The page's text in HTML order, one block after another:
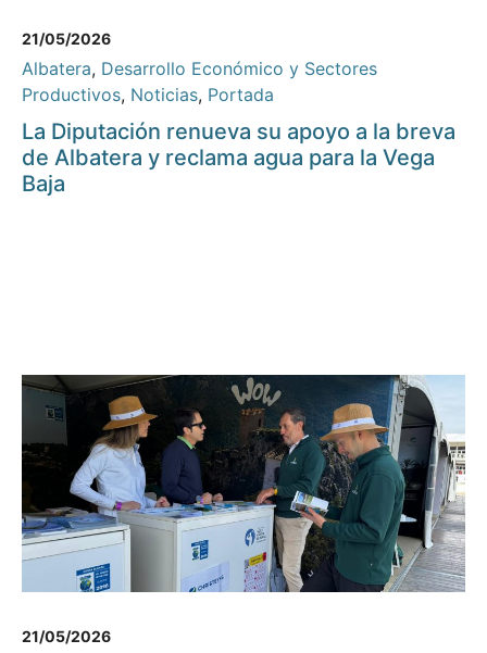
21/05/2026
Albatera, Desarrollo Económico y Sectores
Productivos, Noticias, Portada
La Diputación renueva su apoyo a la breva
de Albatera y reclama agua para la Vega
Baja
21/05/2026